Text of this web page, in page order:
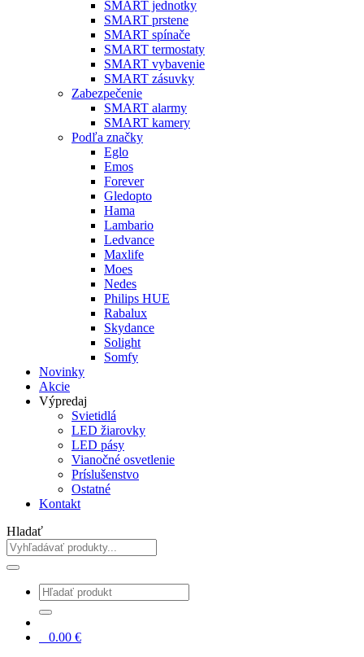
SMART jednotky
SMART prstene
SMART spínače
SMART termostaty
SMART vybavenie
SMART zásuvky
Zabezpečenie
SMART alarmy
SMART kamery
Podľa značky
Eglo
Emos
Forever
Gledopto
Hama
Lambario
Ledvance
Maxlife
Moes
Nedes
Philips HUE
Rabalux
Skydance
Solight
Somfy
Novinky
Akcie
Výpredaj
Svietidlá
LED žiarovky
LED pásy
Vianočné osvetlenie
Príslušenstvo
Ostatné
Kontakt
Hladať
0.00 €